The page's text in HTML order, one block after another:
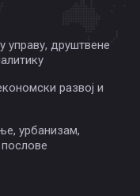
друштвене
развој и
урбанизам,